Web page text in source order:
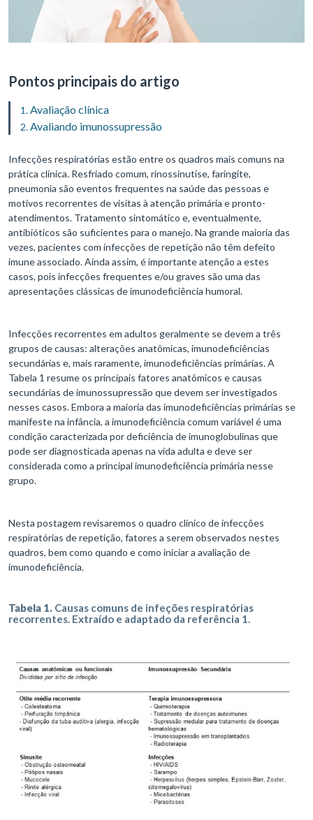
Pontos principais do artigo
Avaliação clínica
Avaliando imunossupressão
Infecções respiratórias estão entre os quadros mais comuns na
prática clínica. Resfriado comum, rinossinutise, faringite,
pneumonia são eventos frequentes na saúde das pessoas e
motivos recorrentes de visitas à atenção primária e pronto-
atendimentos. Tratamento sintomático e, eventualmente,
antibióticos são suficientes para o manejo. Na grande maioria das
vezes, pacientes com infecções de repetição não têm defeito
imune associado. Ainda assim, é importante atenção a estes
casos, pois infecções frequentes e/ou graves são uma das
apresentações clássicas de imunodeficiência humoral.
Infecções recorrentes em adultos geralmente se devem a três
grupos de causas: alterações anatômicas, imunodeficiências
secundárias e, mais raramente, imunodeficiências primárias. A
Tabela 1 resume os principais fatores anatômicos e causas
secundárias de imunossupressão que devem ser investigados
nesses casos. Embora a maioria das imunodeficiências primárias se
manifeste na infância, a imunodeficiência comum variável é uma
condição caracterizada por deficiência de imunoglobulinas que
pode ser diagnosticada apenas na vida adulta e deve ser
considerada como a principal imunodeficiência primária nesse
grupo.
Nesta postagem revisaremos o quadro clínico de infecções
respiratórias de repetição, fatores a serem observados nestes
quadros, bem como quando e como iniciar a avaliação de
imunodeficiência.
Tabela 1. Causas comuns de infeções respiratórias
recorrentes. Extraído e adaptado da referência 1.